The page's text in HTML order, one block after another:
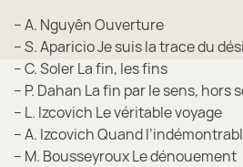
– A. Nguyên Ouverture
– S. Aparicio Je suis la trace du
– C. Soler La fin, les fins
– P. Dahan La fin par le sens, hors
– L. Izcovich Le véritable voyage
– A. Izcovich Quand
– M. Bousseyroux Le dénouement